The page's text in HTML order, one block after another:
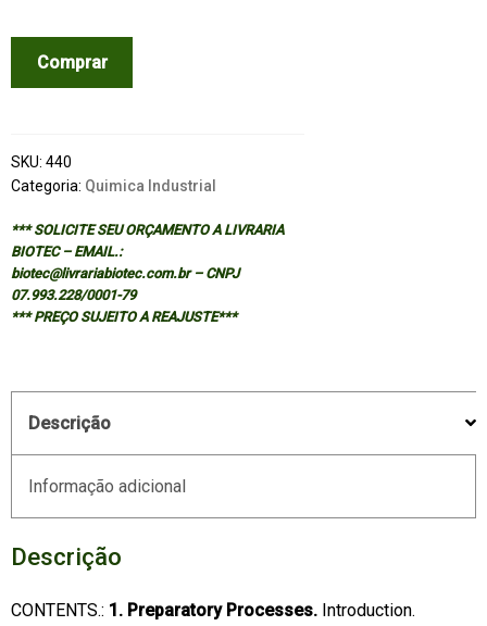
TEXTILE
PROCESSING
-
PREPARATION,
FINISHING
AND
PERFORMANCE
quantidade
Comprar
SKU: 440
Categoria: Quimica Industrial
*** SOLICITE SEU ORÇAMENTO A LIVRARIA
BIOTEC – EMAIL.:
biotec@livrariabiotec.com.br – CNPJ
07.993.228/0001-79
*** PREÇO SUJEITO A REAJUSTE***
Descrição
Informação adicional
Descrição
CONTENTS.: 1. Preparatory Processes.Introduction.